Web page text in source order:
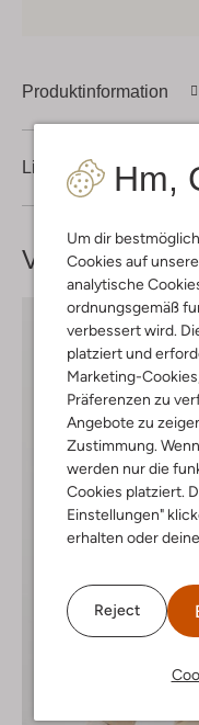
Hm,
Um dir
Cookies auf
analytische
ordnungsgemäß
verbessert wird.
platziert und
Marketing-
Präferenzen zu
Angebote zu
Zustimmung.
werden nur die
Cookies platziert.
Einstellungen"
erhalten oder
Reject
Produktinformation
Lieferung & Rückgabe